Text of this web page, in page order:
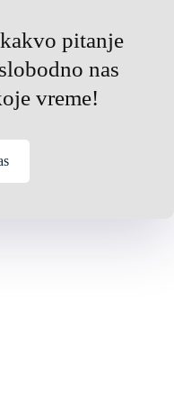
pitanje
nas
vreme!